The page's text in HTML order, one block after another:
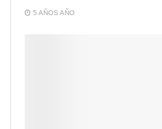
5 AÑOS AÑO